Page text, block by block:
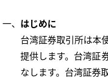
はじめに
台湾証券取引所は本
提供します。台湾証
なします。台湾証券